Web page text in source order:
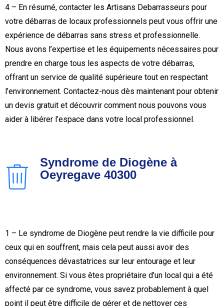
4 – En résumé, contacter les Artisans Debarrasseurs pour
votre débarras de locaux professionnels peut vous offrir une
expérience de débarras sans stress et professionnelle.
Nous avons l’expertise et les équipements nécessaires pour
prendre en charge tous les aspects de votre débarras,
offrant un service de qualité supérieure tout en respectant
l’environnement. Contactez-nous dès maintenant pour obtenir
un devis gratuit et découvrir comment nous pouvons vous
aider à libérer l’espace dans votre local professionnel.
Syndrome de Diogène à
Oeyregave 40300
1 – Le syndrome de Diogène peut rendre la vie difficile pour
ceux qui en souffrent, mais cela peut aussi avoir des
conséquences dévastatrices sur leur entourage et leur
environnement. Si vous êtes propriétaire d’un local qui a été
affecté par ce syndrome, vous savez probablement à quel
point il peut être difficile de gérer et de nettoyer ces